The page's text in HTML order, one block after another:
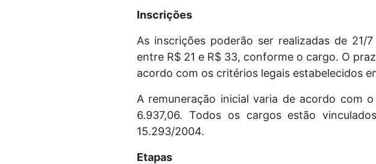
Inscrições
As inscrições poderão ser realizadas de
entre R$ 21 e R$ 33, conforme o cargo. O
acordo com os critérios legais estabelecidos
A remuneração inicial varia de acordo com
6.937,06. Todos os cargos estão
15.293/2004.
Etapas